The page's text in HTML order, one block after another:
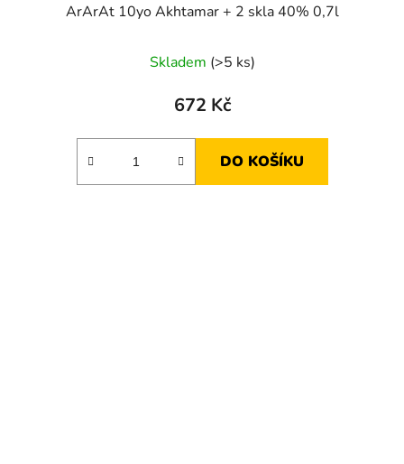
ArArAt 10yo Akhtamar + 2 skla 40% 0,7l
Skladem (>5 ks)
672 Kč
DO KOŠÍKU